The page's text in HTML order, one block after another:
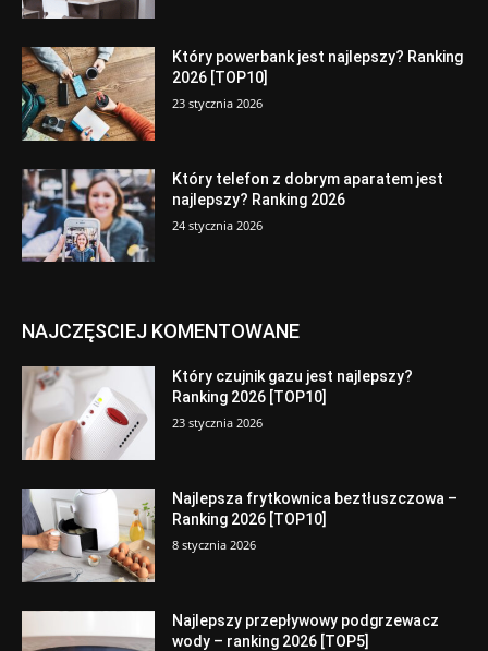
Który powerbank jest najlepszy? Ranking
2026 [TOP10]
23 stycznia 2026
Który telefon z dobrym aparatem jest
najlepszy? Ranking 2026
24 stycznia 2026
NAJCZĘSCIEJ KOMENTOWANE
Który czujnik gazu jest najlepszy?
Ranking 2026 [TOP10]
23 stycznia 2026
Najlepsza frytkownica beztłuszczowa –
Ranking 2026 [TOP10]
8 stycznia 2026
Najlepszy przepływowy podgrzewacz
wody – ranking 2026 [TOP5]